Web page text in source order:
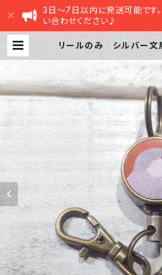
3日～7日以内に発送可能です
い合わせください♪
リールのみ シルバー文
ウ | sasatte STORE|